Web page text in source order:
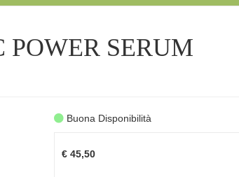
SERUM
Buona Disponibilità
€ 45,50